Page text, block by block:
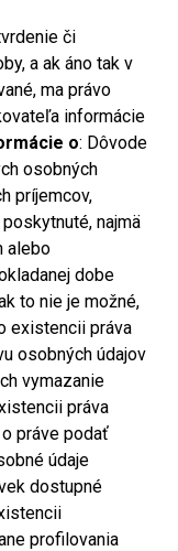
či
a ak áno tak v
ma právo
informácie
o: Dôvode
osobných
príjemcov,
najmä
alebo
dobe
to nie je možné,
existencii práva
osobných údajov
vymazanie
práva
práve podať
údaje
dostupné
profilovania